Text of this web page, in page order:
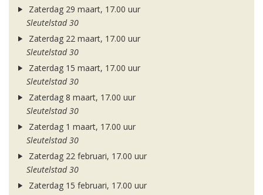
Zaterdag 29 maart, 17.00 uur
Sleutelstad 30
Zaterdag 22 maart, 17.00 uur
Sleutelstad 30
Zaterdag 15 maart, 17.00 uur
Sleutelstad 30
Zaterdag 8 maart, 17.00 uur
Sleutelstad 30
Zaterdag 1 maart, 17.00 uur
Sleutelstad 30
Zaterdag 22 februari, 17.00 uur
Sleutelstad 30
Zaterdag 15 februari, 17.00 uur